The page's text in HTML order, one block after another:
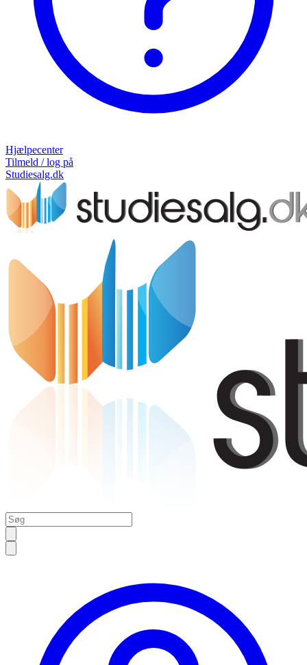
Hjælpecenter
Tilmeld / log på
Studiesalg.dk